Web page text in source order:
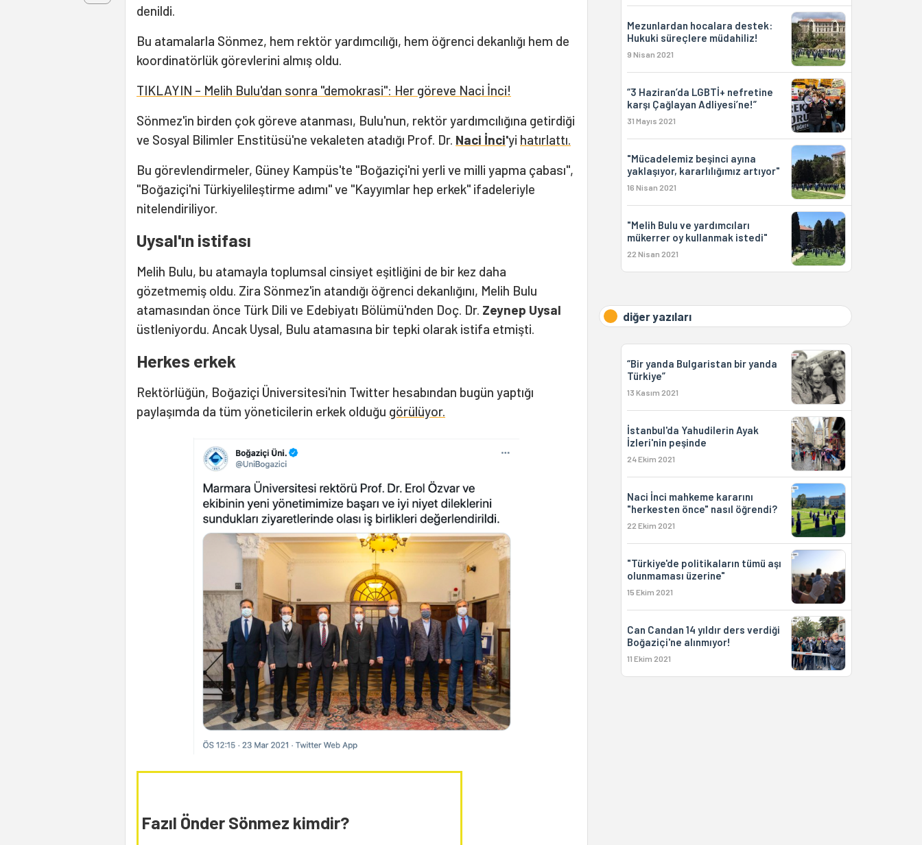
denildi.
Bu atamalarla Sönmez, hem rektör yardımcılığı, hem öğrenci dekanlığı hem de
koordinatörlük görevlerini almış oldu.
TIKLAYIN – Melih Bulu'dan sonra "demokrasi": Her göreve Naci İnci!
Sönmez'in birden çok göreve atanması, Bulu'nun, rektör yardımcılığına getirdiği
ve Sosyal Bilimler Enstitüsü'ne vekaleten atadığı Prof. Dr. Naci İnci'yi hatırlattı.
Bu görevlendirmeler, Güney Kampüs'te "Boğaziçi'ni yerli ve milli yapma çabası",
"Boğaziçi'ni Türkiyelileştirme adımı" ve "Kayyımlar hep erkek" ifadeleriyle
nitelendiriliyor.
Uysal'ın istifası
Melih Bulu, bu atamayla toplumsal cinsiyet eşitliğini de bir kez daha
gözetmemiş oldu. Zira Sönmez'in atandığı öğrenci dekanlığını, Melih Bulu
atamasından önce Türk Dili ve Edebiyatı Bölümü'nden Doç. Dr. Zeynep Uysal
üstleniyordu. Ancak Uysal, Bulu atamasına bir tepki olarak istifa etmişti.
Herkes erkek
Rektörlüğün, Boğaziçi Üniversitesi'nin Twitter hesabından bugün yaptığı
paylaşımda da tüm yöneticilerin erkek olduğu görülüyor.
Fazıl Önder Sönmez kimdir?
Mezunlardan hocalara destek:
Hukuki süreçlere müdahiliz!
9 Nisan 2021
“3 Haziran’da LGBTİ+ nefretine
karşı Çağlayan Adliyesi’ne!”
31 Mayıs 2021
"Mücadelemiz beşinci ayına
yaklaşıyor, kararlılığımız artıyor"
16 Nisan 2021
"Melih Bulu ve yardımcıları
mükerrer oy kullanmak istedi"
22 Nisan 2021
diğer yazıları
“Bir yanda Bulgaristan bir yanda
Türkiye”
13 Kasım 2021
İstanbul'da Yahudilerin Ayak
İzleri'nin peşinde
24 Ekim 2021
Naci İnci mahkeme kararını
"herkesten önce" nasıl öğrendi?
22 Ekim 2021
"Türkiye'de politikaların tümü aşı
olunmaması üzerine"
15 Ekim 2021
Can Candan 14 yıldır ders verdiği
Boğaziçi'ne alınmıyor!
11 Ekim 2021